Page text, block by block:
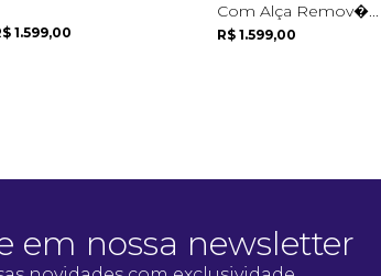
1.599,00
Com Alça Remov�...
R$ 1.599,00
em nossa newsletter